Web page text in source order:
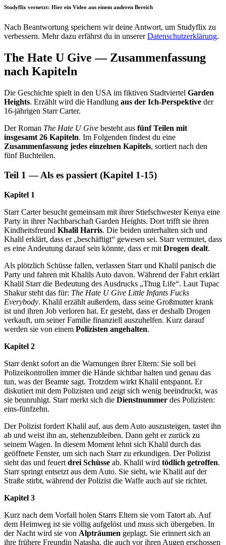
Studyflix vernetzt: Hier ein Video aus einem anderen Bereich
Nach Beantwortung speichern wir deine Antwort, um Studyflix zu
verbessern. Mehr dazu erfährst du in unsererDatenschutzerklärung.
The Hate U Give — Zusammenfassung
nach Kapiteln
Die Geschichte spielt in den USA im fiktiven Stadtviertel Garden
Heights. Erzählt wird die Handlung aus der Ich-Perspektive der
16-jährigen Starr Carter.
Der Roman The Hate U Give besteht aus fünf Teilen mit
insgesamt 26 Kapiteln. Im Folgenden findest du eine
Zusammenfassung jedes einzelnen Kapitels, sortiert nach den
fünf Buchteilen.
Teil 1 — Als es passiert (Kapitel 1-15)
Kapitel 1
Starr Carter besucht gemeinsam mit ihrer Stiefschwester Kenya eine
Party in ihrer Nachbarschaft Garden Heights. Dort trifft sie ihren
Kindheitsfreund Khalil Harris. Die beiden unterhalten sich und
Khalil erklärt, dass er „beschäftigt“ gewesen sei. Starr vermutet, dass
es eine Andeutung darauf sein könnte, dass er mit Drogen dealt.
Als plötzlich Schüsse fallen, verlassen Starr und Khalil panisch die
Party und fahren mit Khalils Auto davon. Während der Fahrt erklärt
Khalil Starr die Bedeutung des Ausdrucks „Thug Life“. Laut Tupac
Shakur steht das für: The Hate U Give Little Infants Fucks
Everybody. Khalil erzählt außerdem, dass seine Großmutter krank
ist und ihren Job verloren hat. Er gesteht, dass er deshalb Drogen
verkauft, um seiner Familie finanziell auszuhelfen. Kurz darauf
werden sie von einem Polizisten angehalten.
Kapitel 2
Starr denkt sofort an die Warnungen ihrer Eltern: Sie soll bei
Polizeikontrollen immer die Hände sichtbar halten und genau das
tun, was der Beamte sagt. Trotzdem wirkt Khalil entspannt. Er
diskutiert mit dem Polizisten und zeigt sich wenig beeindruckt, was
sie beunruhigt. Starr merkt sich die Dienstnummer des Polizisten:
eins-fünfzehn.
Der Polizist fordert Khalil auf, aus dem Auto auszusteigen, tastet ihn
ab und weist ihn an, stehenzubleiben. Dann geht er zurück zu
seinem Wagen. In diesem Moment lehnt sich Khalil durch das
geöffnete Fenster, um sich nach Starr zu erkundigen. Der Polizist
sieht das und feuert drei Schüsse ab. Khalil wird tödlich getroffen.
Starr springt entsetzt aus dem Auto. Sie sieht, wie Khalil auf der
Straße stirbt, während der Polizist die Waffe auch auf sie richtet.
Kapitel 3
Kurz nach dem Vorfall holen Starrs Eltern sie vom Tatort ab. Auf
dem Heimweg ist sie völlig aufgelöst und muss sich übergeben. In
der Nacht wird sie von Alpträumen geplagt. Sie erinnert sich an
ihre frühere Freundin Natasha, die auch vor ihren Augen erschossen